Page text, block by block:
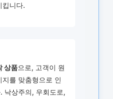
킵니다.
상품으로, 고객이 원
를 맞춤형으로 인
낙상주의, 우회도로,